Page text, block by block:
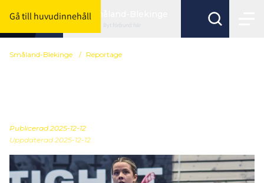
Gå till huvudinnehållSmåland-Blekinge
Byt förbund här
Småland-Blekinge / Reportage
Publicerad 2025-12-12
Uppdaterad 2025-12-12